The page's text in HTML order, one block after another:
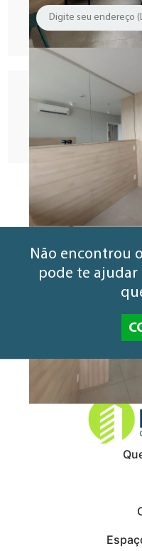
Ligue (11)
Informe o
Não encontrou
pode te ajudar